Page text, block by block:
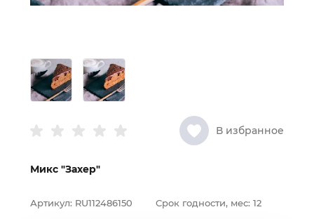
В избранное
Микс "Захер"
Артикул: RU112486150 Срок годности, мес: 12